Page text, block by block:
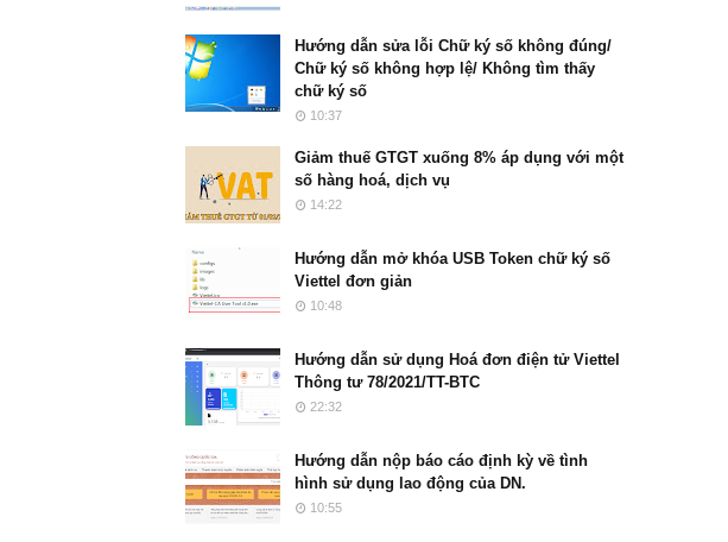
Hướng dẫn sửa lỗi Chữ ký số không đúng/
Chữ ký số không hợp lệ/ Không tìm thấy
chữ ký số
10:37
Giảm thuế GTGT xuống 8% áp dụng với một
số hàng hoá, dịch vụ
14:22
Hướng dẫn mở khóa USB Token chữ ký số
Viettel đơn giản
10:48
Hướng dẫn sử dụng Hoá đơn điện tử Viettel
Thông tư 78/2021/TT-BTC
22:32
Hướng dẫn nộp báo cáo định kỳ về tình
hình sử dụng lao động của DN.
10:55